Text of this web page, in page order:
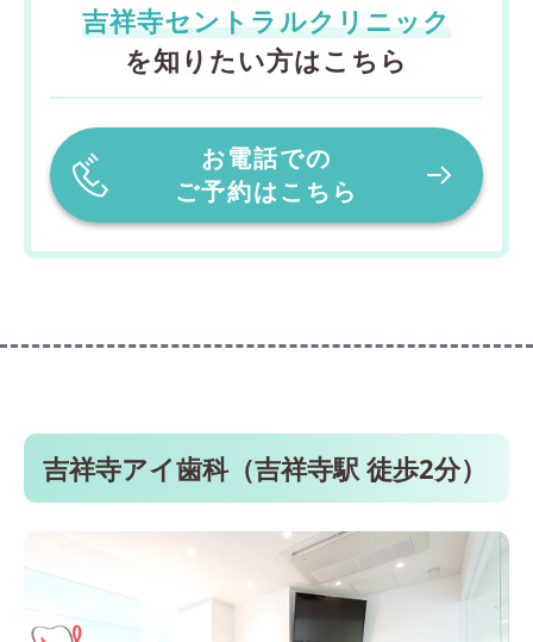
吉祥寺セントラルクリニック
を知りたい方はこちら
お電話での
ご予約はこちら
吉祥寺アイ歯科（吉祥寺駅 徒歩2分）